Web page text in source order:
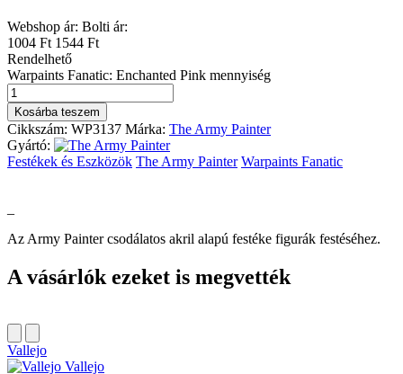
Webshop ár: Bolti ár:
1004 Ft 1544 Ft
Rendelhető
Warpaints Fanatic: Enchanted Pink mennyiség
Kosárba teszem
Cikkszám: WP3137 Márka: The Army Painter
Gyártó:
Festékek és Eszközök The Army Painter Warpaints Fanatic
Az Army Painter csodálatos akril alapú festéke figurák festéséhez.
A vásárlók ezeket is megvették
Vallejo
Vallejo